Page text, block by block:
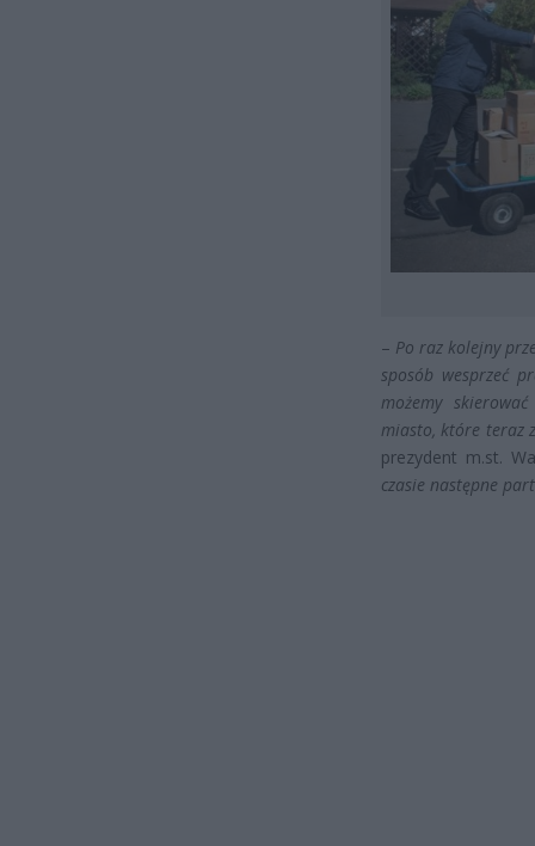
– Po raz kolejny
sposób wesprzeć
możemy
miasto, które teraz
prezydent m.st.
czasie następne